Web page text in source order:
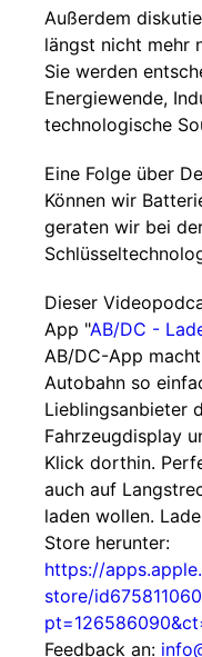
Außerdem
längst nicht mehr
Sie werden
Energiewende,
technologische
Eine Folge über
Können wir
geraten wir bei
Dieser
App "AB/DC -
AB/DC-App
Autobahn so
Lieblingsanbieter
Fahrzeugdisplay
Klick dorthin.
auch auf
laden wollen.
Store herunter:
https://
store/
Feedback an: